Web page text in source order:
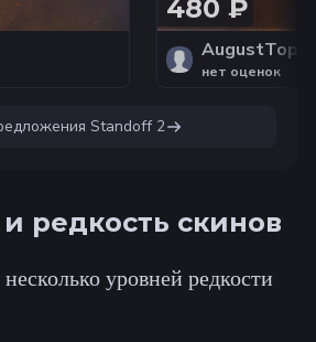
480 ₽
AugustTop
нет оценок
Standoff 2
редкость скинов
уровней редкости